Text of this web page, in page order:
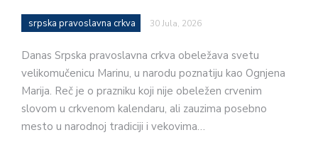
srpska pravoslavna crkva 30 Jula, 2026
Danas Srpska pravoslavna crkva obeležava svetu
velikomučenicu Marinu, u narodu poznatiju kao Ognjena
Marija. Reč je o prazniku koji nije obeležen crvenim
slovom u crkvenom kalendaru, ali zauzima posebno
mesto u narodnoj tradiciji i vekovima…